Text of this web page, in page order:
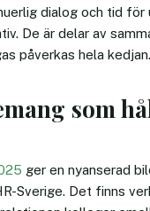
dialog och tid för
De är delar av
påverkas hela kedjan.
som
ger en nyanserad
Sverige. Det finns